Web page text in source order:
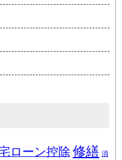
ローン控除 修繕 消